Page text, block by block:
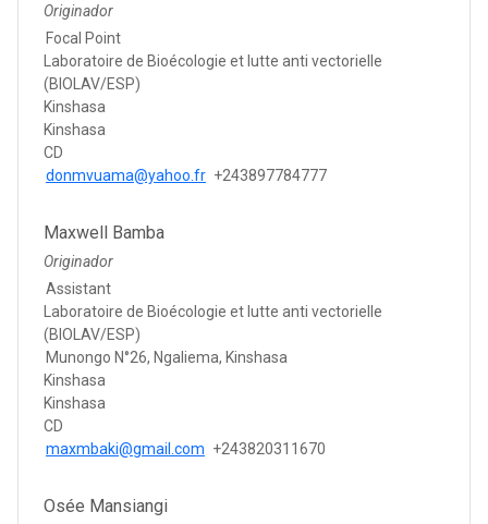
Originador
Focal Point
Laboratoire de Bioécologie et lutte anti vectorielle
(BIOLAV/ESP)
Kinshasa
Kinshasa
CD
donmvuama@yahoo.fr +243897784777
Maxwell Bamba
Originador
Assistant
Laboratoire de Bioécologie et lutte anti vectorielle
(BIOLAV/ESP)
Munongo N°26, Ngaliema, Kinshasa
Kinshasa
Kinshasa
CD
maxmbaki@gmail.com +243820311670
Osée Mansiangi